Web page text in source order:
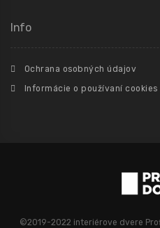
Info
Ochrana osobných údajov
Informácie o používaní cookies
©2019-2022 interiérove dvere